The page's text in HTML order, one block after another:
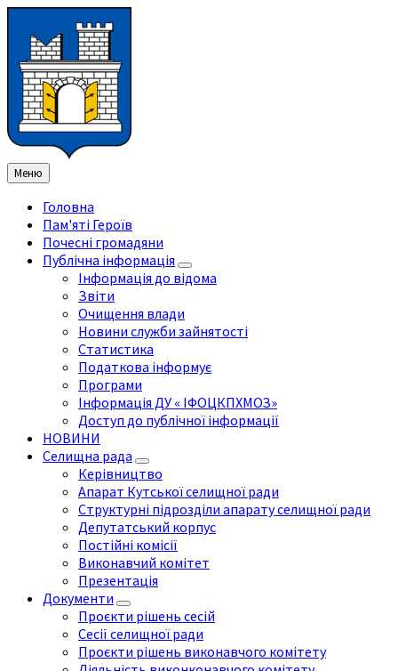
змісту
ліву
бічну
панель
праву
бічну
панель
нижнього
колонтитула
Меню
Головна
Пам'яті Героїв
Почесні громадяни
Публічна інформація
Інформація до відома
Звіти
Очищення влади
Новини служби зайнятості
Статистика
Податкова інформує
Програми
Інформація ДУ « ІФОЦКПХМОЗ»
Доступ до публічної інформації
НОВИНИ
Селищна рада
Керівництво
Апарат Кутської селищної ради
Структурні підрозділи апарату селищної ради
Депутатський корпус
Постійні комісії
Виконавчий комітет
Презентація
Документи
Проєкти рішень сесій
Сесії селищної ради
Проєкти рішень виконавчого комітету